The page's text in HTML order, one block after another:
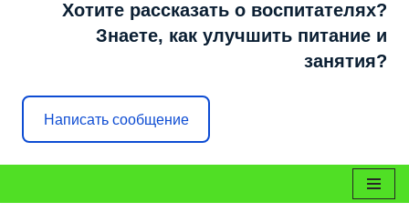
Хотите рассказать о воспитателях?
Знаете, как улучшить питание и
занятия?
Написать сообщение